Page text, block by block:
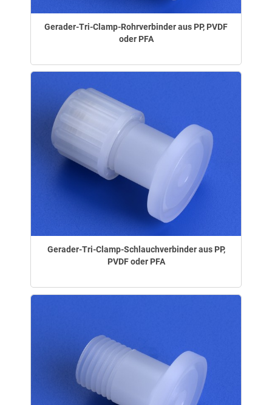
Gerader-Tri-Clamp-Rohrverbinder aus PP, PVDF
oder PFA
Gerader-Tri-Clamp-Schlauchverbinder aus PP,
PVDF oder PFA